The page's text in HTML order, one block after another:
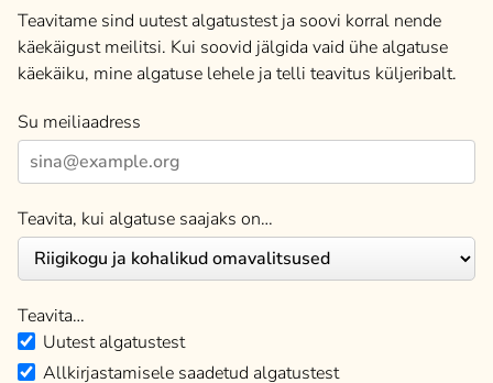
Teavitame sind uutest algatustest ja soovi korral nende
käekäigust meilitsi. Kui soovid jälgida vaid ühe algatuse
käekäiku, mine algatuse lehele ja telli teavitus küljeribalt.
Su meiliaadress
Teavita, kui algatuse saajaks on…
Teavita…
Uutest algatustest
Allkirjastamisele saadetud algatustest